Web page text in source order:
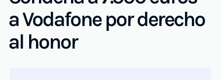
a Vodafone por derecho
al honor